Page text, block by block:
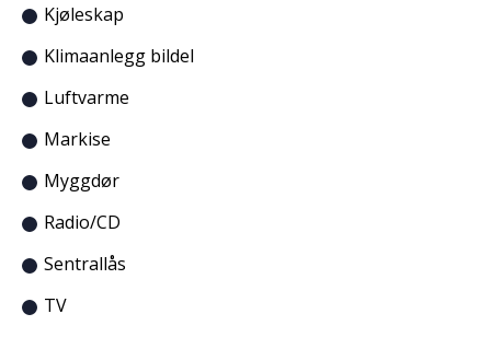
Kjøleskap
Klimaanlegg bildel
Luftvarme
Markise
Myggdør
Radio/CD
Sentrallås
TV